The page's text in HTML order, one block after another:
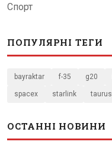
Спорт
ПОПУЛЯРНІ ТЕГИ
bayraktar f-35 g20
spacex starlink taurus
ОСТАННІ НОВИНИ